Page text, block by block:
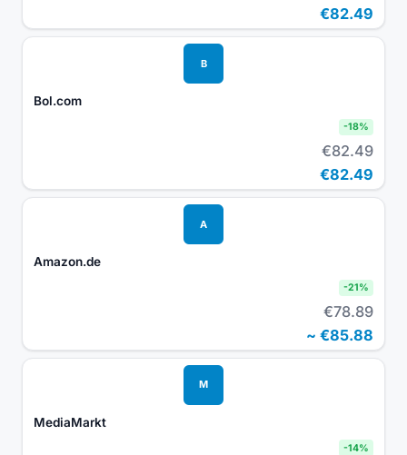
€82.49
B
Bol.com
-18%
€82.49
€82.49
A
Amazon.de
-21%
€78.89
~ €85.88
M
MediaMarkt
-14%